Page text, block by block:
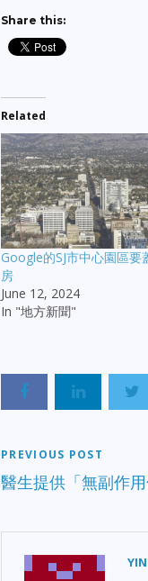
Share this:
Related
Google的SJ市中心園區要
房
June 12, 2024
In "地方新聞"
PREVIOUS POST
醫生提供「無副作